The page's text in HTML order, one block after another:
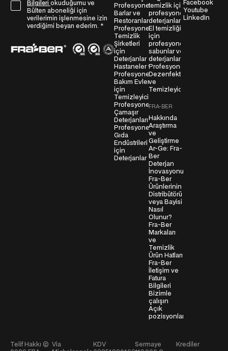
G
S
Bilgileri okuduğumu ve
Bülten aboneliği için
verilerimin işlenmesine izin
verdiğimi beyan ederim. *
Profesyonel
Barlar ve
Restoranlar
Profesyonel
Temizlik
Şirketleri
için
Deterjanlar
Hastaneler ve
Profesyonel
Bakım Evleri
için
Temizleyiciler
Profesyonel
Çamaşır
Deterjanları
Profesyonel
Gıda
Endüstrileri
için
Deterjanlar
temizlik için
profesyonel
deterjanlar
El temizliği
için
profesyonel
sabunlar ve
deterjanlar
Profesyonel
Dezenfektanlar
ve
Temizleyiciler
FRA-BER
Hakkında
Araştırma
ve
Geliştirme
Ar-Ge: Fra-
Ber
Deterjan
İnovasyonu
Fra-Ber
Ürünlerinin
Distribütörü
veya Bayisi
Nasıl
Olunur?
Fra-Ber
Markaları
ve
Temizlik
Ürün Hatları
Fra-Ber
İletişim ve
Fatura
Bilgileri
Bizimle
çalışın
Açık
pozisyonlar
Facebook
Youtube
LinkedIn
Telif Hakkı ©
Via
KDV
Sermaye
Krediler